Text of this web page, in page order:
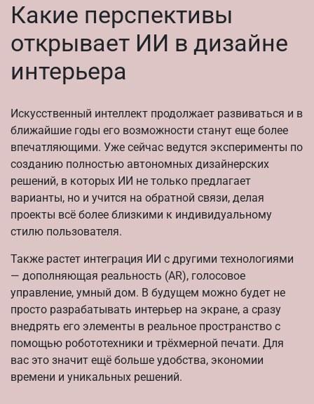
Какие перспективы
открывает ИИ в дизайне
интерьера
Искусственный интеллект продолжает развиваться и в
ближайшие годы его возможности станут еще более
впечатляющими. Уже сейчас ведутся эксперименты по
созданию полностью автономных дизайнерских
решений, в которых ИИ не только предлагает
варианты, но и учится на обратной связи, делая
проекты всё более близкими к индивидуальному
стилю пользователя.
Также растет интеграция ИИ с другими технологиями
— дополняющая реальность (AR), голосовое
управление, умный дом. В будущем можно будет не
просто разрабатывать интерьер на экране, а сразу
внедрять его элементы в реальное пространство с
помощью робототехники и трёхмерной печати. Для
вас это значит ещё больше удобства, экономии
времени и уникальных решений.